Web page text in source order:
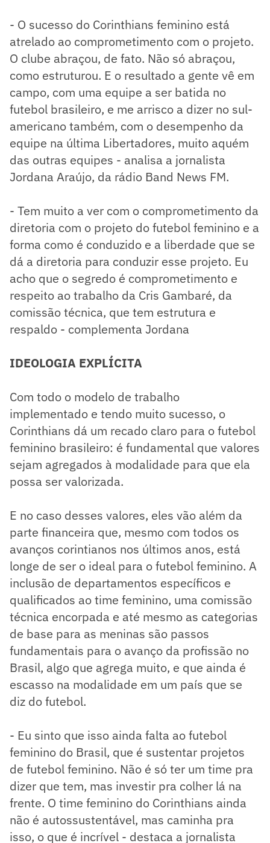
- O sucesso do Corinthians feminino está
atrelado ao comprometimento com o projeto.
O clube abraçou, de fato. Não só abraçou,
como estruturou. E o resultado a gente vê em
campo, com uma equipe a ser batida no
futebol brasileiro, e me arrisco a dizer no sul-
americano também, com o desempenho da
equipe na última Libertadores, muito aquém
das outras equipes - analisa a jornalista
Jordana Araújo, da rádio Band News FM.
- Tem muito a ver com o comprometimento da
diretoria com o projeto do futebol feminino e a
forma como é conduzido e a liberdade que se
dá a diretoria para conduzir esse projeto. Eu
acho que o segredo é comprometimento e
respeito ao trabalho da Cris Gambaré, da
comissão técnica, que tem estrutura e
respaldo - complementa Jordana
IDEOLOGIA EXPLÍCITA
Com todo o modelo de trabalho
implementado e tendo muito sucesso, o
Corinthians dá um recado claro para o futebol
feminino brasileiro: é fundamental que valores
sejam agregados à modalidade para que ela
possa ser valorizada.
E no caso desses valores, eles vão além da
parte financeira que, mesmo com todos os
avanços corintianos nos últimos anos, está
longe de ser o ideal para o futebol feminino. A
inclusão de departamentos específicos e
qualificados ao time feminino, uma comissão
técnica encorpada e até mesmo as categorias
de base para as meninas são passos
fundamentais para o avanço da profissão no
Brasil, algo que agrega muito, e que ainda é
escasso na modalidade em um país que se
diz do futebol.
- Eu sinto que isso ainda falta ao futebol
feminino do Brasil, que é sustentar projetos
de futebol feminino. Não é só ter um time pra
dizer que tem, mas investir pra colher lá na
frente. O time feminino do Corinthians ainda
não é autossustentável, mas caminha pra
isso, o que é incrível - destaca a jornalista